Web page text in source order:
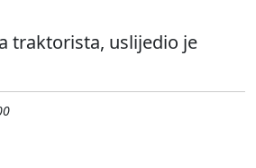
traktorista, uslijedio je